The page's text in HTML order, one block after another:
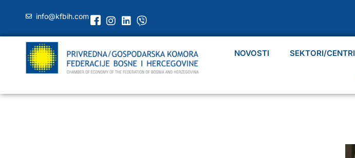
info@kfbih.com
NOVOSTI SEKTORI/CENTRI